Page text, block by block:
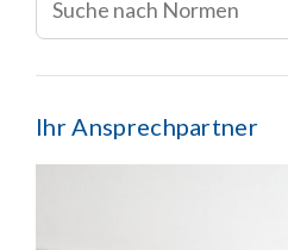
Ihr Ansprechpartner